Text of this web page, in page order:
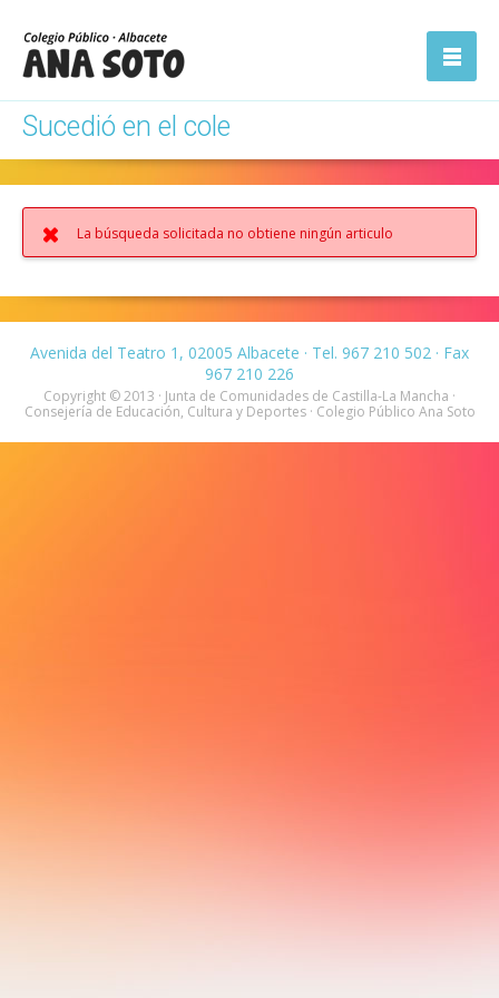
navegación
Sucedió en el cole
La búsqueda solicitada no obtiene ningún articulo
Avenida del Teatro 1, 02005 Albacete · Tel. 967 210 502 · Fax
967 210 226
Copyright © 2013 · Junta de Comunidades de Castilla-La Mancha ·
Consejería de Educación, Cultura y Deportes · Colegio Público Ana Soto